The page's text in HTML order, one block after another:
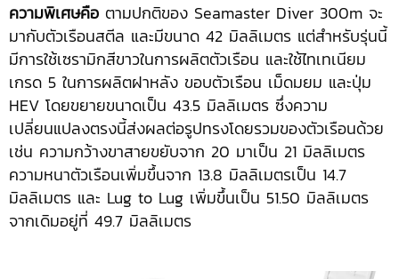
ความพิเศษคือ ตามปกติของ Seamaster Diver 300m จะ
มากับตัวเรือนสตีล และมีขนาด 42 มิลลิเมตร แต่สำหรับรุ่นนี้
มีการใช้เซรามิกสีขาวในการผลิตตัวเรือน และใช้ไทเทเนียม
เกรด 5 ในการผลิตฝาหลัง ขอบตัวเรือน เม็ดมยม และปุ่ม
HEV โดยขยายขนาดเป็น 43.5 มิลลิเมตร ซึ่งความ
เปลี่ยนแปลงตรงนี้ส่งผลต่อรูปทรงโดยรวมของตัวเรือนด้วย
เช่น ความกว้างขาสายขยับจาก 20 มาเป็น 21 มิลลิเมตร
ความหนาตัวเรือนเพิ่มขึ้นจาก 13.8 มิลลิเมตรเป็น 14.7
มิลลิเมตร และ Lug to Lug เพิ่มขึ้นเป็น 51.50 มิลลิเมตร
จากเดิมอยู่ที่ 49.7 มิลลิเมตร